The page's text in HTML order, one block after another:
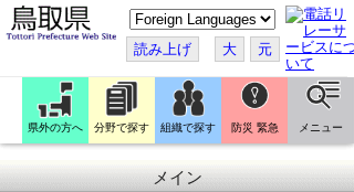
こ
の
ペ
ー
ジ
翻
訳
す
読み上げ 大 元
県外の方へ 分野で探す 組織で探す 防災 緊急 メニュー
メイン